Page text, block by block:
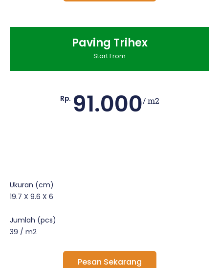
Paving Trihex
Start From
Rp. 91.000/ m2
Ukuran (cm)
19.7 X 9.6 X 6
Jumlah (pcs)
39 / m2
Pesan Sekarang